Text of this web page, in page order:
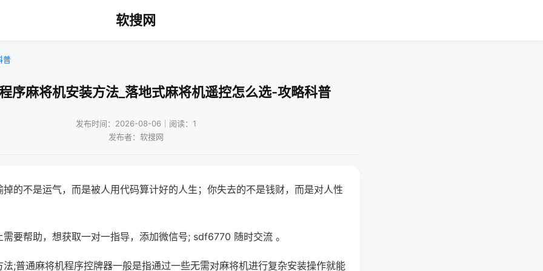
软搜网
普
序麻将机安装方法_落地式麻将机遥控怎么选-攻略科普
发布时间：2026-08-06｜阅读：1
发布者：软搜网
的不是运气，而是被人用代码算计好的人生；你失去的不是钱财，而是对人性
要帮助，想获取一对一指导，添加微信号; sdf6770 随时交流 。
;普通麻将机程序控牌器一般是指通过一些无需对麻将机进行复杂安装操作就能